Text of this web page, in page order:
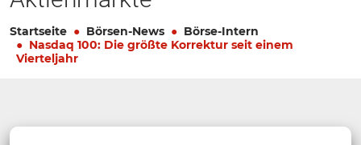
Startseite Börsen-News
Börse-Intern
Nasdaq 100: Die größte Korrektur seit einem
Vierteljahr